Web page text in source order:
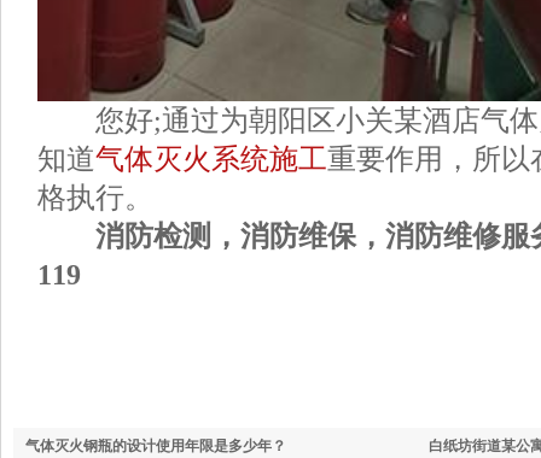
您好;通过为朝阳区小关某酒店气体
知道气体灭火系统施工重要作用，所以
格执行。
消防检测，消防维保，消防维修服
119
白纸坊街道某公
气体灭火钢瓶的设计使用年限是多少年？